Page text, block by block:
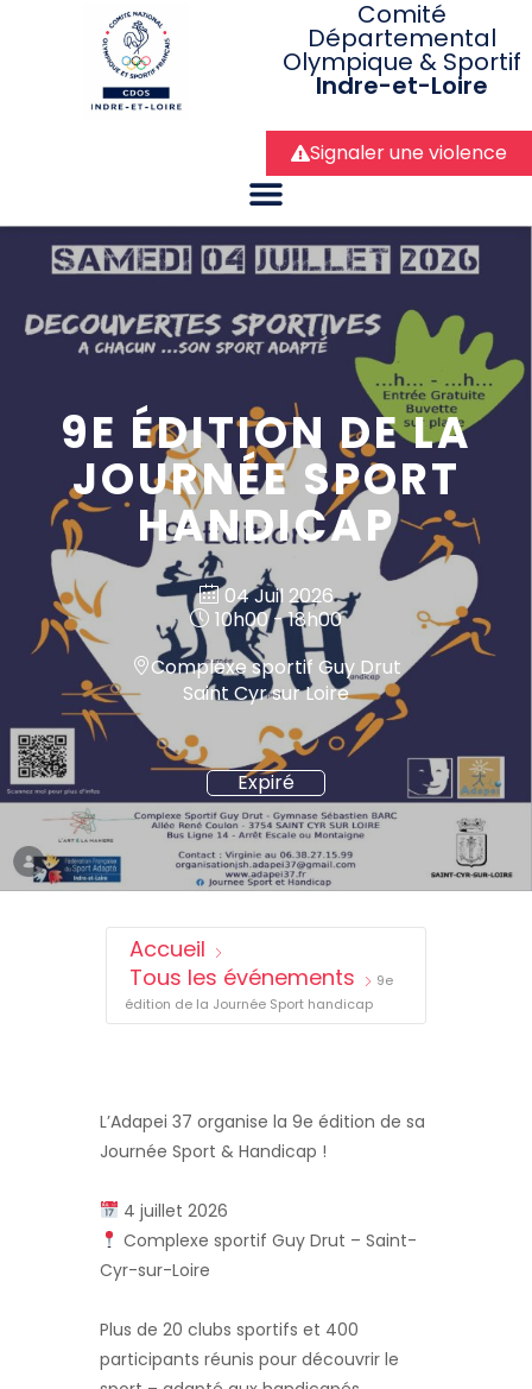
Comité
Départemental
Olympique & Sportif
Indre-et-Loire
Signaler une violence
9E ÉDITION DE LA
JOURNÉE SPORT
HANDICAP
04 Juil 2026
Expiré
10h00 - 18h00
Complexe sportif Guy Drut
Saint Cyr sur Loire
Accueil
Tous les événements
9e
édition de la Journée Sport handicap
L’Adapei 37 organise la 9e édition de sa
Journée Sport & Handicap !
4 juillet 2026
Complexe sportif Guy Drut – Saint-
Cyr-sur-Loire
Plus de 20 clubs sportifs et 400
participants réunis pour découvrir le